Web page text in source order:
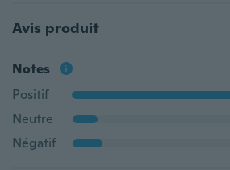
Avis produit
Notes
Positif
Neutre
Négatif